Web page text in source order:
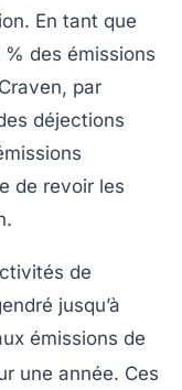
En tant que
des émissions
par
déjections
de revoir les
de
jusqu’à
émissions de
une année. Ces